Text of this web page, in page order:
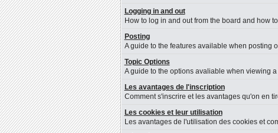
Logging in and out
How to log in and out from the board and how
Posting
A guide to the features available when posting
Topic Options
A guide to the options avaliable when viewing a
Les avantages de l'inscription
Comment s'inscrire et les avantages qu'on en
Les cookies et leur utilisation
Les avantages de l'utilisation des cookies et